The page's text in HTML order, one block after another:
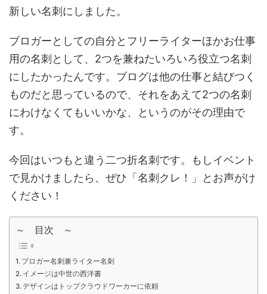
新しい名刺にしました。
ブロガーとしての自分とフリーライターほかお仕事
用の名刺として、2つを兼ねたいろいろ役立つ名刺
にしたかったんです。ブログは他の仕事と結びつく
ものだと思っているので、それをあえて2つの名刺
にわけなくてもいいかな、というのがその理由で
す。
今回はいつもと違う二つ折名刺です。もしイベント
で見かけましたら、ぜひ「名刺クレ！」とお声がけ
ください！
～ 目次 ～
ブロガー名刺兼ライター名刺
イメージは中世の西洋書
デザインはトップクラウドワーカーに依頼